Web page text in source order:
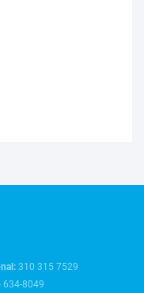
310 315 7529
634-8049